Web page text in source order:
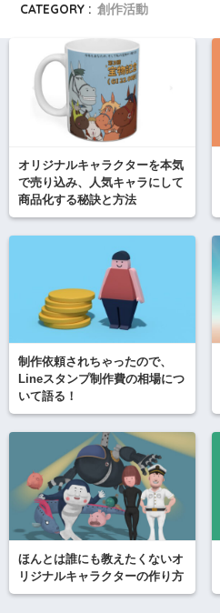
CATEGORY : 創作活動
オリジナルキャラクターを本気
で売り込み、人気キャラにして
商品化する秘訣と方法
制作依頼されちゃったので、
Lineスタンプ制作費の相場につ
いて語る！
ほんとは誰にも教えたくないオ
リジナルキャラクターの作り方